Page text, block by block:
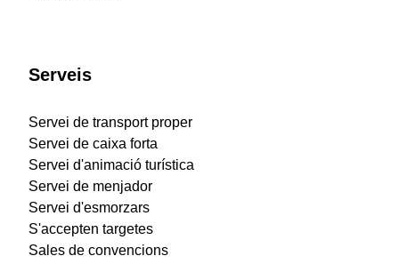
Serveis
Servei de transport proper
Servei de caixa forta
Servei d'animació turística
Servei de menjador
Servei d'esmorzars
S'accepten targetes
Sales de convencions